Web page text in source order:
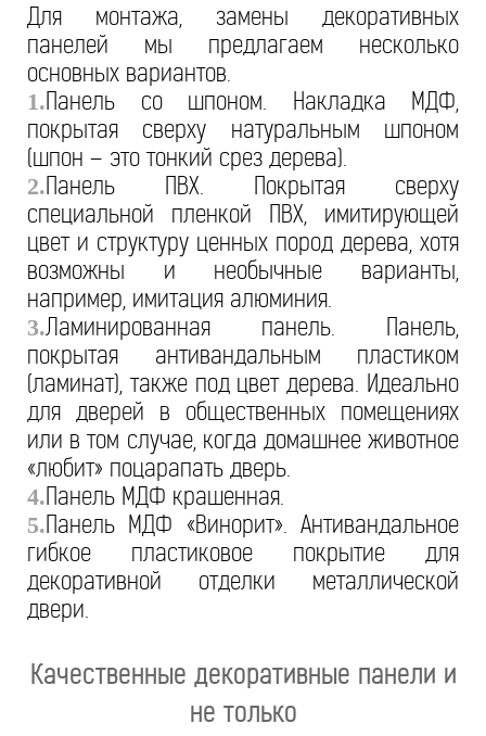
Для монтажа, замены декоративных
панелей мы предлагаем несколько
основных вариантов.
1.Панель со шпоном. Накладка МДФ,
покрытая сверху натуральным шпоном
(шпон – это тонкий срез дерева).
2.Панель ПВХ. Покрытая сверху
специальной пленкой ПВХ, имитирующей
цвет и структуру ценных пород дерева, хотя
возможны и необычные варианты,
например, имитация алюминия.
3.Ламинированная панель. Панель,
покрытая антивандальным пластиком
(ламинат), также под цвет дерева. Идеально
для дверей в общественных помещениях
или в том случае, когда домашнее животное
«любит» поцарапать дверь.
4.Панель МДФ крашенная.
5.Панель МДФ «Винорит». Антивандальное
гибкое пластиковое покрытие для
декоративной отделки металлической
двери.
Качественные декоративные панели и
не только